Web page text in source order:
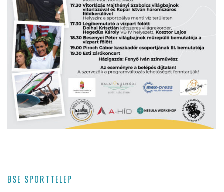
BSE SPORTTELEP